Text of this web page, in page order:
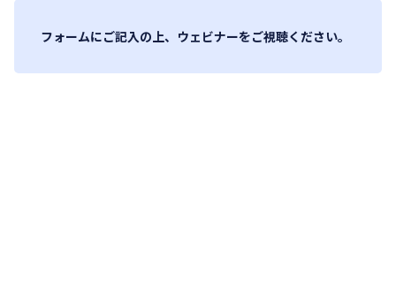
フォームにご記入の上、ウェビナーをご視聴ください。